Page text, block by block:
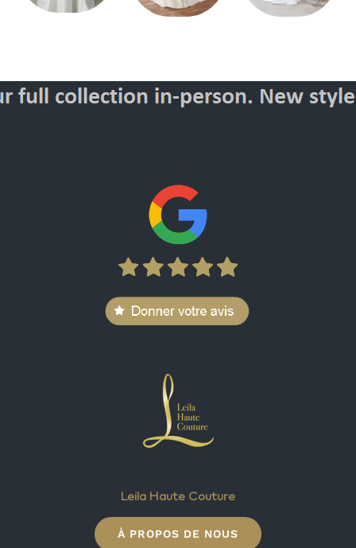
Leila Haute Couture
À PROPOS DE NOUS